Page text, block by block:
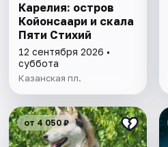
Карелия: остров
Койонсаари и скала
Пяти Стихий
12 сентября 2026 •
суббота
Казанская пл.
от 4 050 ₽